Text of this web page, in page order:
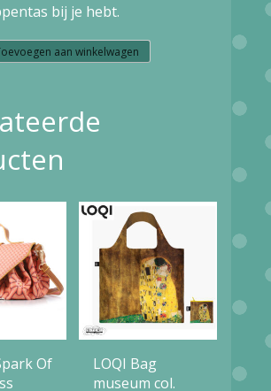
bij je hebt.
aan winkelwagen
Of
LOQI Bag
museum col.